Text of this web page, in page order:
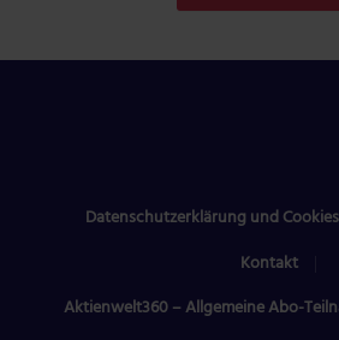
Datenschutzerklärung und Cookies
Kontakt
Aktienwelt360 – Allgemeine Abo-